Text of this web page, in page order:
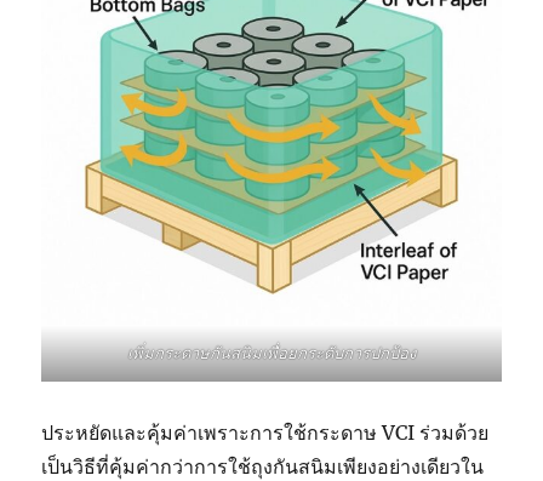
เพิ่มกระดาษกันสนิมเพื่อยกระดับการปกป้อง
ประหยัดและคุ้มค่าเพราะการใช้กระดาษ VCI ร่วมด้วย
เป็นวิธีที่คุ้มค่ากว่าการใช้ถุงกันสนิมเพียงอย่างเดียวใน